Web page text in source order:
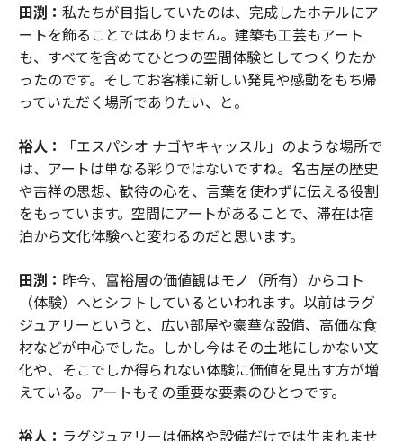
田渕： 私たちが目指していたのは、完成したホテルにア
ートを飾ることではありません。建築も工芸もアート
も、すべてを含めてひとつの空間体験としてつくりたか
ったのです。そしてお客様に新しい発見や感動をもち帰
っていただく場所でありたい、と。
裕人：
「エスパシオ ナゴヤキャッスル」のような場所で
は、アートは単なる彩りではないですね。名古屋の歴史
や吉祥の思想、歓待の心を、言葉を使わずに伝える役割
をもっています。空間にアートがあることで、滞在は宿
泊から文化体験へと変わるのだと思います。
田渕： 昨今、富裕層の価値観はモノ（所有）からコト
（体験）へとシフトしているといわれます。以前はラグ
ジュアリーというと、広い部屋や豪華な設備、高価な食
材などが中心でした。しかし今はその土地にしかない文
化や、そこでしか得られない体験に価値を見出す方が増
えている。アートもその重要な要素のひとつです。
裕人： ラグジュアリーは価格や設備だけでは生まれませ